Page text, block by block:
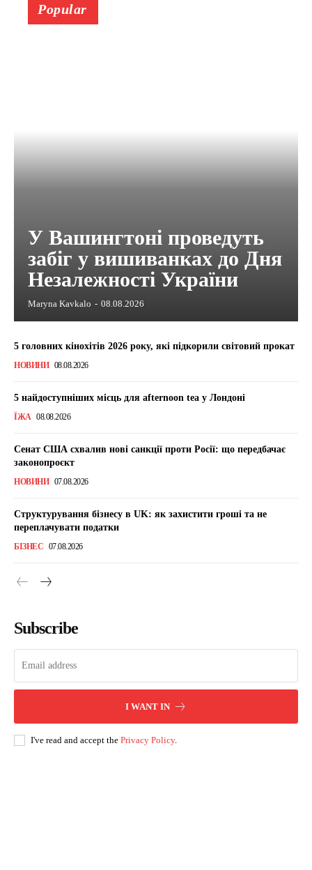
Popular
У Вашингтоні проведуть
забіг у вишиванках до Дня
Незалежності України
Maryna Kavkalo - 08.08.2026
5 головних кінохітів 2026 року, які підкорили світовий прокат
НОВИНИ 08.08.2026
5 найдоступніших місць для afternoon tea у Лондоні
ЇЖА 08.08.2026
Сенат США схвалив нові санкції проти Росії: що передбачає
законопроєкт
НОВИНИ 07.08.2026
Структурування бізнесу в UK: як захистити гроші та не
переплачувати податки
БІЗНЕС 07.08.2026
Subscribe
I WANT IN
I've read and accept the Privacy Policy.